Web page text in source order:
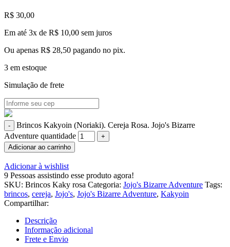
R$ 30,00
Em até 3x de R$ 10,00 sem juros
Ou apenas R$ 28,50 pagando no pix.
3 em estoque
Simulação de frete
Brincos Kakyoin (Noriaki). Cereja Rosa. Jojo's Bizarre
Adventure quantidade
Adicionar ao carrinho
Adicionar à wishlist
9 Pessoas assistindo esse produto agora!
SKU: Brincos Kaky rosa Categoria: Jojo's Bizarre Adventure Tags:
brincos, cereja, Jojo's, Jojo's Bizarre Adventure, Kakyoin
Compartilhar:
Descrição
Informação adicional
Frete e Envio